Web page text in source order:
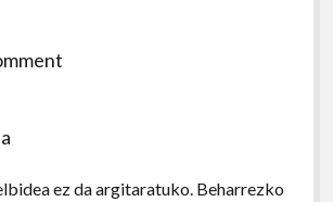
ez da argitaratuko. Beharrezko